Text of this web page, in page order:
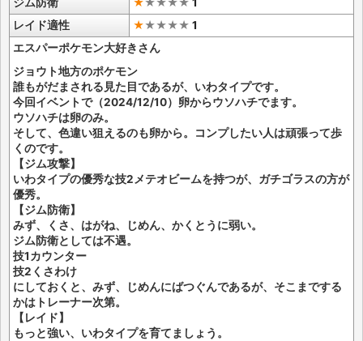
レイド適性
★★★★★ 1
エスパーポケモン大好きさん
ジョウト地方のポケモン
誰もがだまされる見た目であるが、いわタイプです。
今回イベントで（2024/12/10）卵からウソハチでます。
ウソハチは卵のみ。
そして、色違い狙えるのも卵から。コンプしたい人は頑張って歩
くのです。
【ジム攻撃】
いわタイプの優秀な技2メテオビームを持つが、ガチゴラスの方が
優秀。
【ジム防衛】
みず、くさ、はがね、じめん、かくとうに弱い。
ジム防衛としては不遇。
技1カウンター
技2くさわけ
にしておくと、みず、じめんにばつぐんであるが、そこまでする
かはトレーナー次第。
【レイド】
もっと強い、いわタイプを育てましょう。